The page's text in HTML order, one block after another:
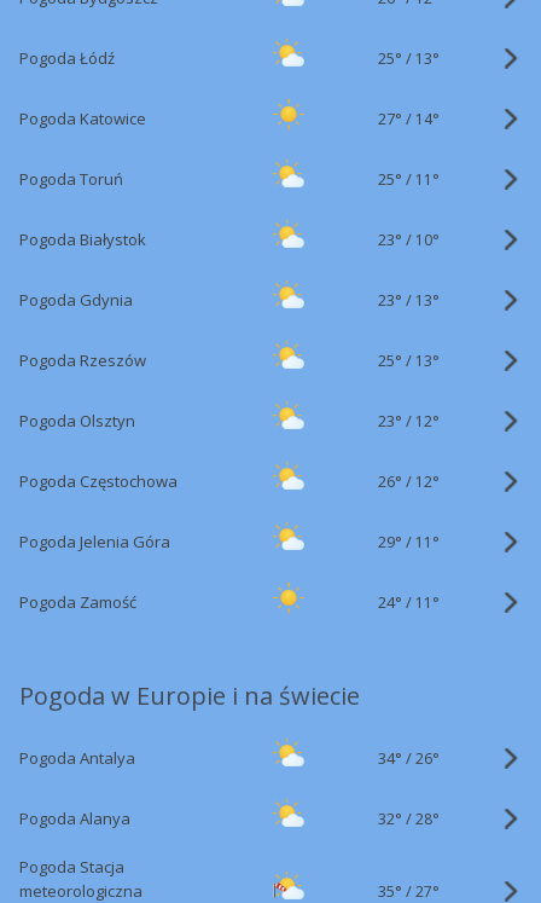
Pogoda Łódź 25° / 13°
Pogoda Katowice 27° / 14°
Pogoda Toruń 25° / 11°
Pogoda Białystok 23° / 10°
Pogoda Gdynia 23° / 13°
Pogoda Rzeszów 25° / 13°
Pogoda Olsztyn 23° / 12°
Pogoda Częstochowa 26° / 12°
Pogoda Jelenia Góra 29° / 11°
Pogoda Zamość 24° / 11°
Pogoda w Europie i na świecie
Pogoda Antalya 34° /26°
Pogoda Alanya 32° /28°
Pogoda Stacja
meteorologiczna
35° /27°